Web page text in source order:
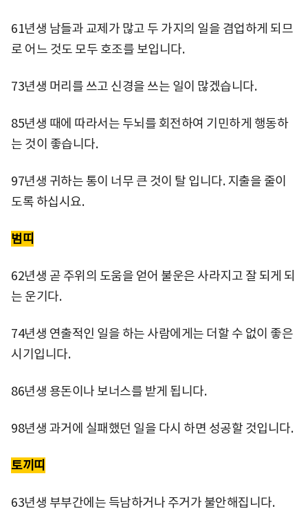
61년생 남들과 교제가 많고 두 가지의 일을 겸업하게 되므
로 어느 것도 모두 호조를 보입니다.
73년생 머리를 쓰고 신경을 쓰는 일이 많겠습니다.
85년생 때에 따라서는 두뇌를 회전하여 기민하게 행동하
는 것이 좋습니다.
97년생 귀하는 통이 너무 큰 것이 탈 입니다. 지출을 줄이
도록 하십시요.
범띠
62년생 곧 주위의 도움을 얻어 불운은 사라지고 잘 되게 되
는 운기다.
74년생 연출적인 일을 하는 사람에게는 더할 수 없이 좋은
시기입니다.
86년생 용돈이나 보너스를 받게 됩니다.
98년생 과거에 실패했던 일을 다시 하면 성공할 것입니다.
토끼띠
63년생 부부간에는 득남하거나 주거가 불안해집니다.